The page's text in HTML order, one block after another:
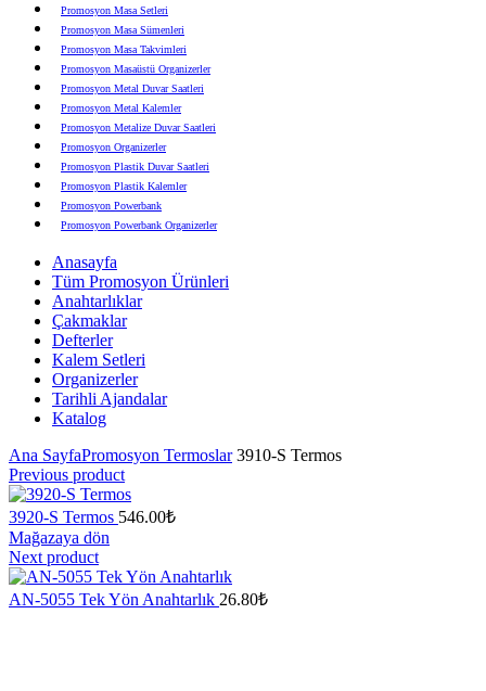
Promosyon Masa Setleri
Promosyon Masa Sümenleri
Promosyon Masa Takvimleri
Promosyon Masaüstü Organizerler
Promosyon Metal Duvar Saatleri
Promosyon Metal Kalemler
Promosyon Metalize Duvar Saatleri
Promosyon Organizerler
Promosyon Plastik Duvar Saatleri
Promosyon Plastik Kalemler
Promosyon Powerbank
Promosyon Powerbank Organizerler
Promosyon Şapka
Promosyon Sekreter Bloknotlar
Promosyon Seramik ve Porselen Ürünler
Promosyon Speakerlar
Promosyon Tarihli Ajandalar
Promosyon Teknoloji Ürünleri
Promosyon Telefon Standları
Promosyon Termoslar
Promosyon Tişörtler
Anasayfa
Tüm Promosyon Ürünleri
Anahtarlıklar
Çakmaklar
Defterler
Kalem Setleri
Organizerler
Tarihli Ajandalar
Katalog
Ana SayfaPromosyon Termoslar3910-S Termos
Previous product
3920-S Termos 546.00₺
Mağazaya dön
Next product
AN-5055 Tek Yön Anahtarlık 26.80₺